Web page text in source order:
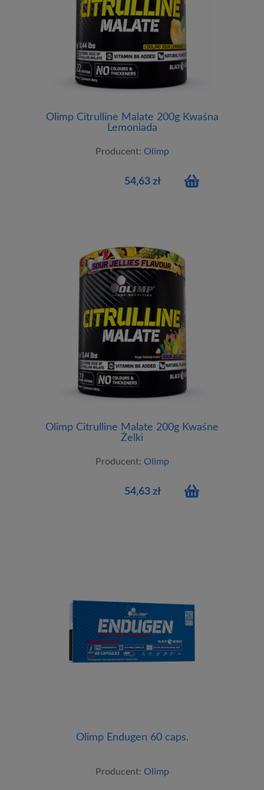
Olimp Citrulline Malate 200g Kwaśna
Lemoniada
Producent: Olimp
54,63 zł
Olimp Citrulline Malate 200g Kwaśne
Żelki
Producent: Olimp
54,63 zł
Olimp Endugen 60 caps.
Producent: Olimp